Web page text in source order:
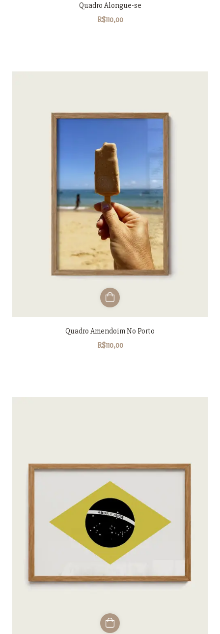
Quadro Alongue-se
R$110,00
Quadro Amendoim No Porto
R$110,00